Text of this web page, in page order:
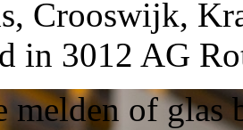
Crooswijk,
in 3012 AG
melden of